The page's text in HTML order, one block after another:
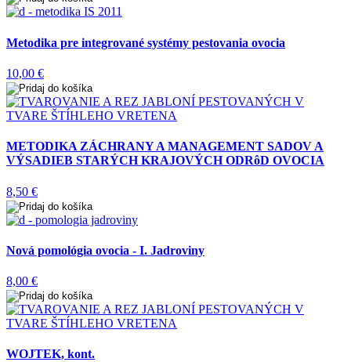
Metodika pre integrované systémy pestovania ovocia
10,00 €
METODIKA ZÁCHRANY A MANAGEMENT SADOV A
VÝSADIEB STARÝCH KRAJOVÝCH ODRôD OVOCIA
8,50 €
Nová pomológia ovocia - I. Jadroviny
8,00 €
WOJTEK, kont.